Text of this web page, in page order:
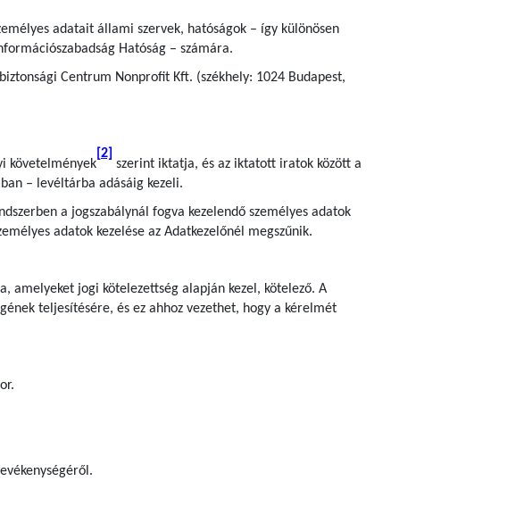
adatait állami szervek, hatóságok – így különösen
Hatóság – számára.
Centrum Nonprofit Kft. (székhely: 1024 Budapest,
követelmények
[2]
szerint iktatja, és az iktatott iratok között a
– levéltárba adásáig kezeli.
a jogszabálynál fogva kezelendő személyes adatok
adatok kezelése az Adatkezelőnél megszűnik.
amelyeket jogi kötelezettség alapján kezel, kötelező. A
teljesítésére, és ez ahhoz vezethet, hogy a kérelmét